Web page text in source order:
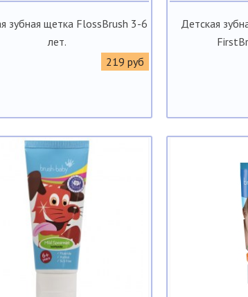
зубная щетка FlossBrush 3-6
лет.
219 руб
Детская